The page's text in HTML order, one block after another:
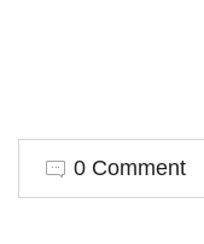
0 Comment